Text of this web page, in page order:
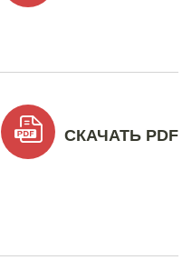
СКАЧАТЬ PDF